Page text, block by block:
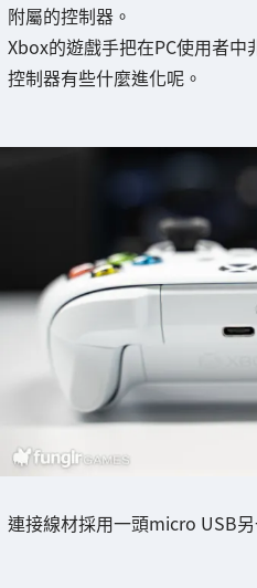
附屬的控制器。
Xbox的遊戲手把在PC使用者
控制器有些什麼進化呢。
連接線材採用一頭micro USB